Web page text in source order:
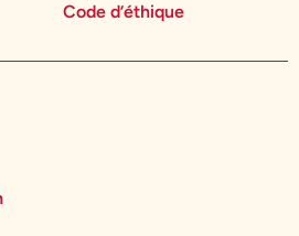
Code d’éthique